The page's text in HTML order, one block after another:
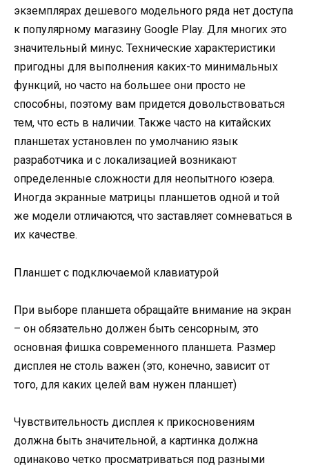
экземплярах дешевого модельного ряда нет доступа
к популярному магазину Google Play. Для многих это
значительный минус. Технические характеристики
пригодны для выполнения каких-то минимальных
функций, но часто на большее они просто не
способны, поэтому вам придется довольствоваться
тем, что есть в наличии. Также часто на китайских
планшетах установлен по умолчанию язык
разработчика и с локализацией возникают
определенные сложности для неопытного юзера.
Иногда экранные матрицы планшетов одной и той
же модели отличаются, что заставляет сомневаться в
их качестве.
Планшет с подключаемой клавиатурой
При выборе планшета обращайте внимание на экран
– он обязательно должен быть сенсорным, это
основная фишка современного планшета. Размер
дисплея не столь важен (это, конечно, зависит от
того, для каких целей вам нужен планшет)
Чувствительность дисплея к прикосновениям
должна быть значительной, а картинка должна
одинаково четко просматриваться под разными